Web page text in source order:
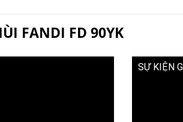
FANDI FD 90YK
SỰ KIỆN